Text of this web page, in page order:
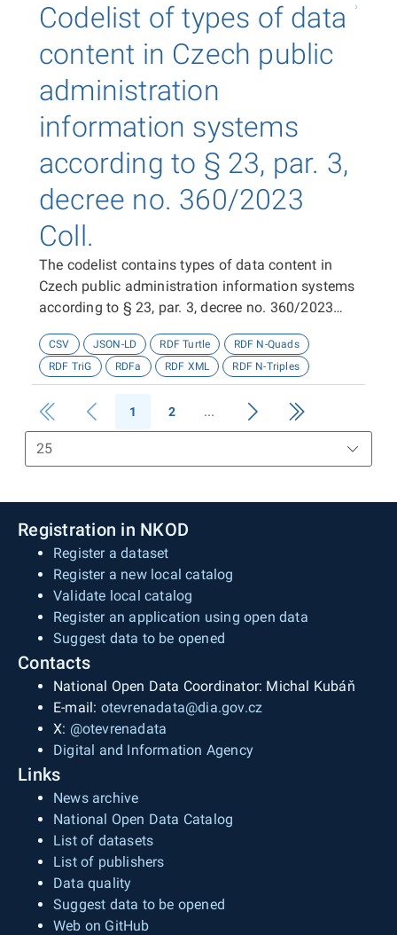
Codelist of types of data
content in Czech public
administration
information systems
according to § 23, par. 3,
decree no. 360/2023
Coll.
The codelist contains types of data content in
Czech public administration information systems
according to § 23, par. 3, decree no. 360/2023
CSV JSON-LD RDF Turtle
RDF N-Quads
RDF TriG
RDFa RDF XML RDF N-Triples
1 2
Registration in NKOD
Register a dataset
Register a new local catalog
Validate local catalog
Register an application using open data
Suggest data to be opened
Contacts
National Open Data Coordinator: Michal Kubáň
E-mail: otevrenadata@dia.gov.cz
X: @otevrenadata
Digital and Information Agency
Links
News archive
National Open Data Catalog
List of datasets
List of publishers
Data quality
Suggest data to be opened
Web on GitHub